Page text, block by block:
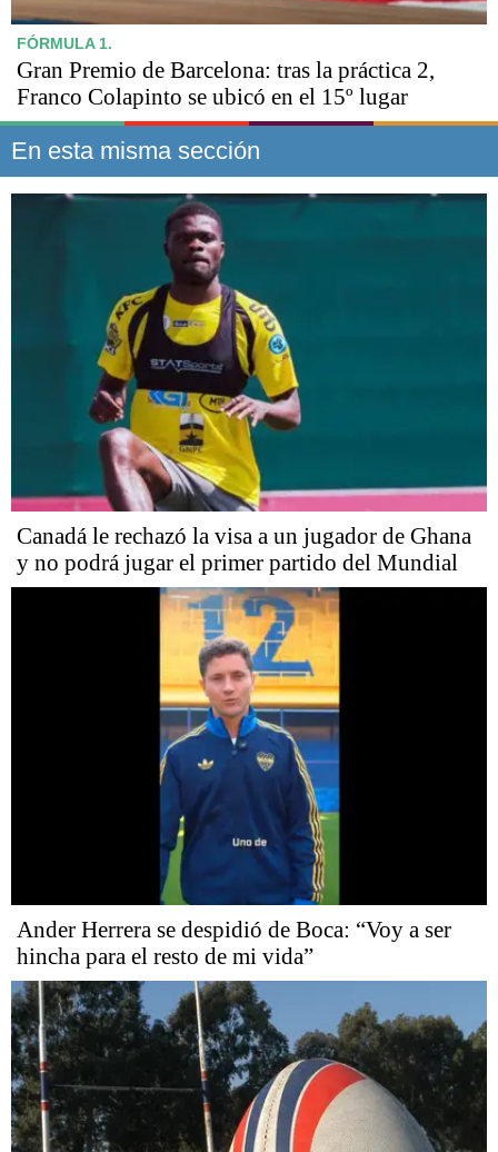
FÓRMULA 1.
Gran Premio de Barcelona: tras la práctica 2,
Franco Colapinto se ubicó en el 15º lugar
En esta misma sección
Canadá le rechazó la visa a un jugador de Ghana
y no podrá jugar el primer partido del Mundial
Ander Herrera se despidió de Boca: “Voy a ser
hincha para el resto de mi vida”